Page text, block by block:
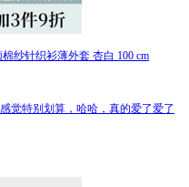
纱针织衫薄外套 杏白 100 cm
觉特别划算，哈哈，真的爱了爱了